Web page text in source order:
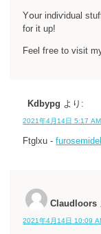
Yօur іndiѵidual
for it up!
Feel fгee to visit
Kdbypg より:
2021年4月14日 5:17 AM
Ftglxu -
Claudloors
2021年4月14日 10:09